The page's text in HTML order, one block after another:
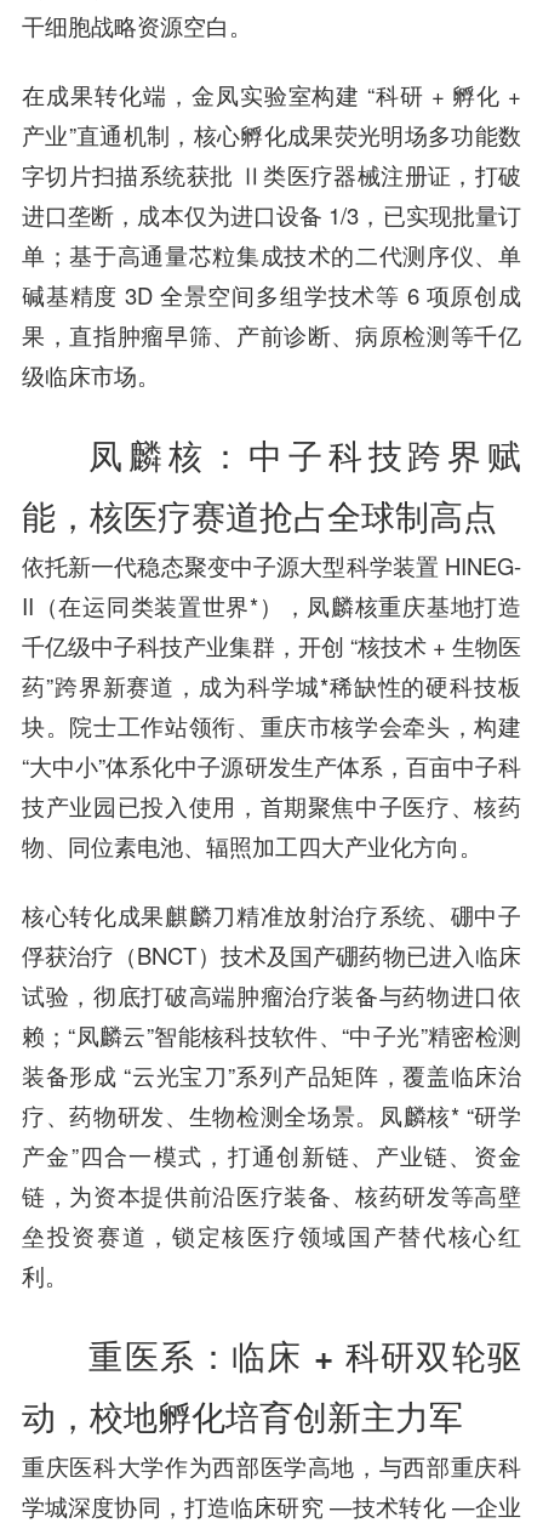
干细胞战略资源空白。
在成果转化端，金凤实验室构建 “科研 + 孵化 +
产业”直通机制，核心孵化成果荧光明场多功能数
字切片扫描系统获批 Ⅱ类医疗器械注册证，打破
进口垄断，成本仅为进口设备 1/3，已实现批量订
单；基于高通量芯粒集成技术的二代测序仪、单
碱基精度 3D 全景空间多组学技术等 6 项原创成
果，直指肿瘤早筛、产前诊断、病原检测等千亿
级临床市场。
凤麟核：中子科技跨界赋
能，核医疗赛道抢占全球制高点
依托新一代稳态聚变中子源大型科学装置 HINEG-
II（在运同类装置世界*），凤麟核重庆基地打造
千亿级中子科技产业集群，开创 “核技术 + 生物医
药”跨界新赛道，成为科学城*稀缺性的硬科技板
块。院士工作站领衔、重庆市核学会牵头，构建
“大中小”体系化中子源研发生产体系，百亩中子科
技产业园已投入使用，首期聚焦中子医疗、核药
物、同位素电池、辐照加工四大产业化方向。
核心转化成果麒麟刀精准放射治疗系统、硼中子
俘获治疗（BNCT）技术及国产硼药物已进入临床
试验，彻底打破高端肿瘤治疗装备与药物进口依
赖；“凤麟云”智能核科技软件、“中子光”精密检测
装备形成 “云光宝刀”系列产品矩阵，覆盖临床治
疗、药物研发、生物检测全场景。凤麟核* “研学
产金”四合一模式，打通创新链、产业链、资金
链，为资本提供前沿医疗装备、核药研发等高壁
垒投资赛道，锁定核医疗领域国产替代核心红
利。
重医系：临床 + 科研双轮驱
动，校地孵化培育创新主力军
重庆医科大学作为西部医学高地，与西部重庆科
学城深度协同，打造临床研究 —技术转化 —企业